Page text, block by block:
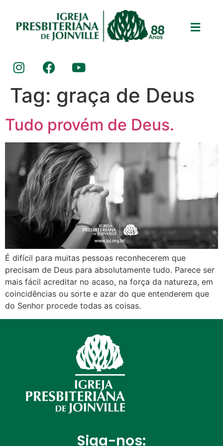
Tag: graça de Deus
Tudo provém de Deus.
É difícil para muitas pessoas reconhecerem que
precisam de Deus para absolutamente tudo. Parece ser
mais fácil acreditar no acaso, na força da natureza, em
coincidências ou sorte e azar do que entenderem que
do Senhor procede todas as coisas.
Siga-nos: